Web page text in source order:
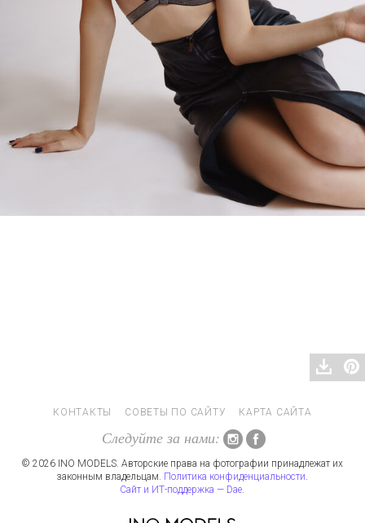
КОНТАКТЫ СОВЕТЫ ПО САЙТУ КАРТА САЙТА
Следуйте за нами:
© 2026 INO MODELS. Авторские права на фотографии принадлежат их
законным владельцам. Политика конфиденциальности.
Сайт и ИТ-поддержка — Dae.